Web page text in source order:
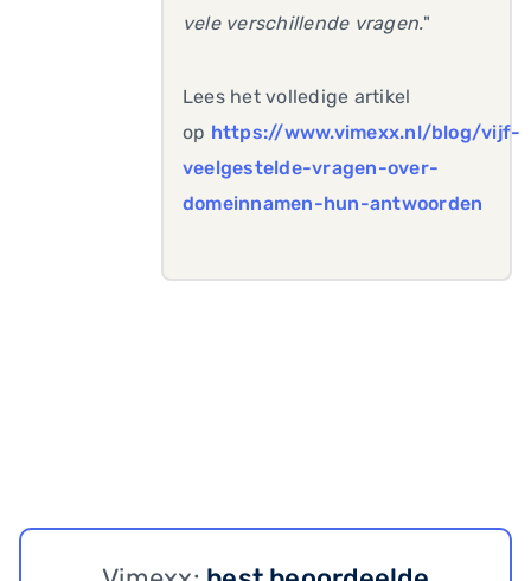
vele verschillende vragen."
Lees het volledige artikel
op https://www.vimexx.nl/blog/vijf-
veelgestelde-vragen-over-
domeinnamen-hun-antwoorden